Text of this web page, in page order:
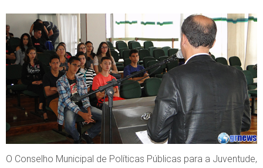
O Conselho Municipal de Políticas Públicas para a Juventude,